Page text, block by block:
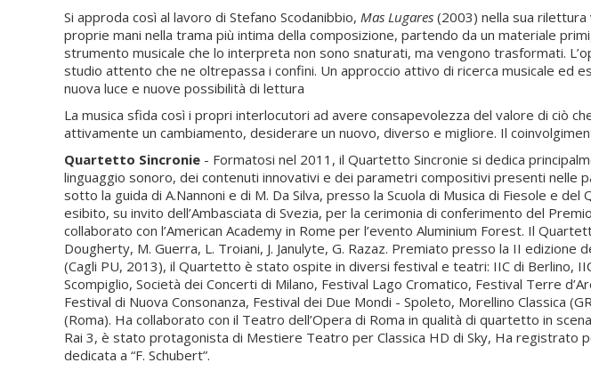
Si approda così al lavoro di Stefano Scodanibbio, Mas Lugares (2003) nella sua rilettura
proprie mani nella trama più intima della composizione, partendo da un materiale
strumento musicale che lo interpreta non sono snaturati, ma vengono trasformati.
studio attento che ne oltrepassa i confini. Un approccio attivo di ricerca musicale ed
nuova luce e nuove possibilità di lettura
La musica sfida così i propri interlocutori ad avere consapevolezza del valore di ciò
attivamente un cambiamento, desiderare un nuovo, diverso e migliore. Il
Quartetto Sincronie - Formatosi nel 2011, il Quartetto Sincronie si dedica
linguaggio sonoro, dei contenuti innovativi e dei parametri compositivi presenti
sotto la guida di A.Nannoni e di M. Da Silva, presso la Scuola di Musica di Fiesole e
esibito, su invito dell’Ambasciata di Svezia, per la cerimonia di conferimento del
collaborato con l’American Academy in Rome per l’evento Aluminium Forest. Il
Dougherty, M. Guerra, L. Troiani, J. Janulyte, G. Razaz. Premiato presso la II
(Cagli PU, 2013), il Quartetto è stato ospite in diversi festival e teatri: IIC di Berlino,
Scompiglio, Società dei Concerti di Milano, Festival Lago Cromatico, Festival Terre
Festival di Nuova Consonanza, Festival dei Due Mondi - Spoleto, Morellino Classica
(Roma). Ha collaborato con il Teatro dell’Opera di Roma in qualità di quartetto in
Rai 3, è stato protagonista di Mestiere Teatro per Classica HD di Sky, Ha registrato
dedicata a “F. Schubert”.